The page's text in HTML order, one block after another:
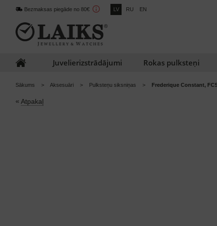
Bezmaksas piegāde no 80€ LV RU EN
Juvelierizstrādājumi Rokas pulksteņi
Sākums Aksesuāri Pulksteņu siksniņas Frederique Constant,
« Atpakaļ